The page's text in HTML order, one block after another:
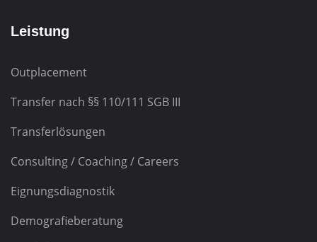
Leistung
Outplacement
Transfer nach §§ 110/111 SGB III
Transferlösungen
Consulting / Coaching / Careers
Eignungsdiagnostik
Demografieberatung